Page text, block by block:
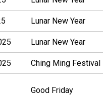
Lunar New Year
Lunar New Year
Ching Ming Festival
Good Friday